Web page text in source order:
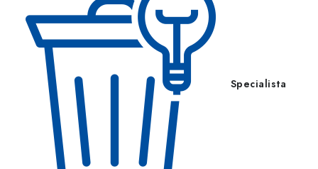
Specialista